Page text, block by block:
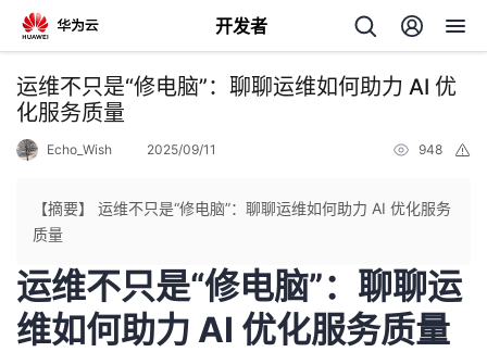
开发者
返
回
人
我
运维不只是“修电脑”：聊聊运维如何助力 AI 优
化服务质量
Echo_Wish 2025/09/11 948
【摘要】 运维不只是“修电脑”：聊聊运维如何助力 AI 优化服务
质量
运维不只是“修电脑”：聊聊运
维如何助力 AI 优化服务质量